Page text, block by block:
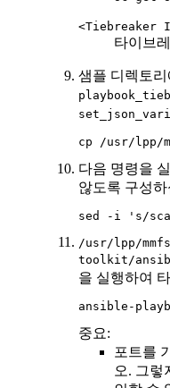
<Tiebreaker
타이브
샘플 디렉토리
cp /usr/lpp/
다음 명령을
않도록 구성
sed -i 's/
/usr/lpp/
toolkit/
을 실행하여
ansible-
중요:
포트를
오. 그렇